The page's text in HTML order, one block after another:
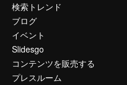
検索トレンド
ブログ
イベント
Slidesgo
コンテンツを販売する
プレスルーム